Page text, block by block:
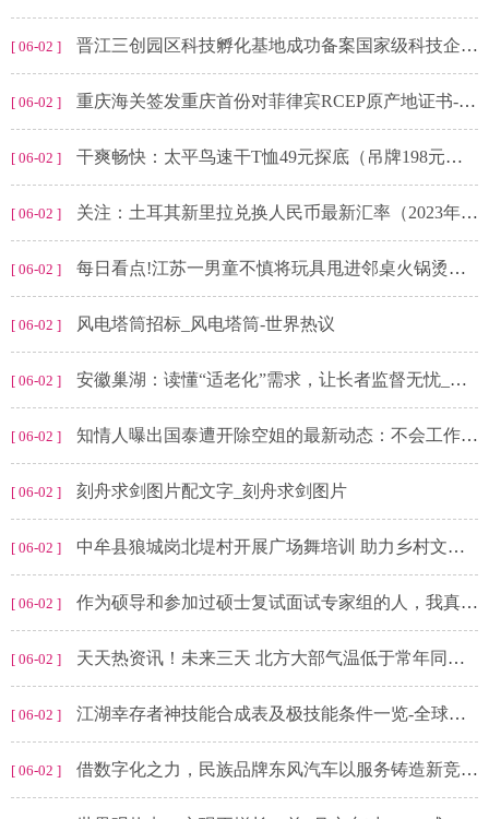
[ 06-02 ] 晋江三创园区科技孵化基地成功备案国家级科技企业孵化器_滚动
[ 06-02 ] 重庆海关签发重庆首份对菲律宾RCEP原产地证书-全球新视野
[ 06-02 ] 干爽畅快：太平鸟速干T恤49元探底（吊牌198元） 焦点观察
[ 06-02 ] 关注：土耳其新里拉兑换人民币最新汇率（2023年6月2日）
[ 06-02 ] 每日看点!江苏一男童不慎将玩具甩进邻桌火锅烫到婴儿，火锅店：已报警处理
[ 06-02 ] 风电塔筒招标_风电塔筒-世界热议
[ 06-02 ] 安徽巢湖：读懂“适老化”需求，让长者监督无忧_微动态
[ 06-02 ] 知情人曝出国泰遭开除空姐的最新动态：不会工作了，8月份完婚
[ 06-02 ] 刻舟求剑图片配文字_刻舟求剑图片
[ 06-02 ] 中牟县狼城岗北堤村开展广场舞培训 助力乡村文化振兴
[ 06-02 ] 作为硕导和参加过硕士复试面试专家组的人，我真的不想告诉你们以下内幕|天天即时看
[ 06-02 ] 天天热资讯！未来三天 北方大部气温低于常年同期 华南等地有高温天气
[ 06-02 ] 江湖幸存者神技能合成表及极技能条件一览-全球简讯
[ 06-02 ] 借数字化之力，民族品牌东风汽车以服务铸造新竞争力